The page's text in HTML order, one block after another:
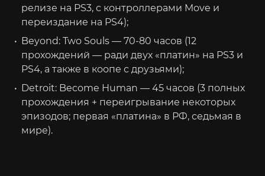
релизе на PS3, с контроллерами Move и
переиздание на PS4);
Beyond: Two Souls — 70-80 часов (12
прохождений — ради двух «платин» на PS3 и
PS4, а также в коопе с друзьями);
Detroit: Become Human — 45 часов (3 полных
прохождения + переигрывание некоторых
эпизодов; первая «платина» в РФ, седьмая в
мире).